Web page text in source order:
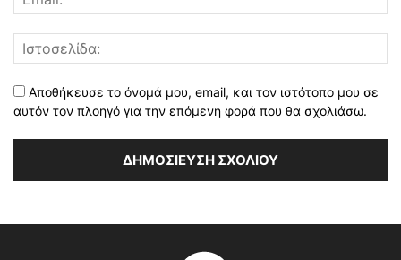
Αποθήκευσε το όνομά μου, email, και τον ιστότοπο μου σε
αυτόν τον πλοηγό για την επόμενη φορά που θα σχολιάσω.